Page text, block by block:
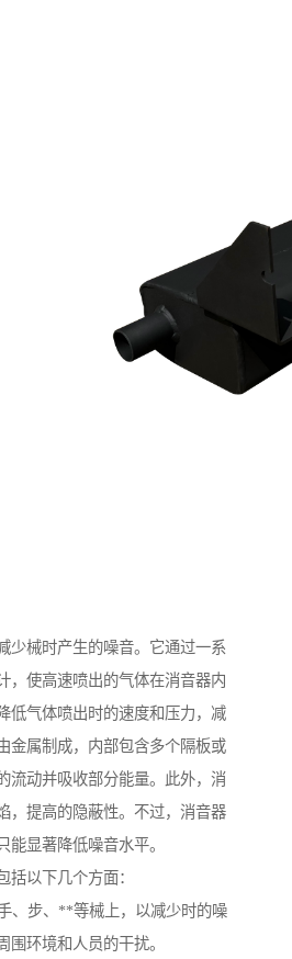
少械时产生的噪音。它通过一系
，使高速喷出的气体在消音器内
低气体喷出时的速度和压力，减
金属制成，内部包含多个隔板或
流动并吸收部分能量。此外，消
，提高的隐蔽性。不过，消音器
能显著降低噪音水平。
括以下几个方面：
、步、**等械上，以减少时的噪
围环境和人员的干扰。